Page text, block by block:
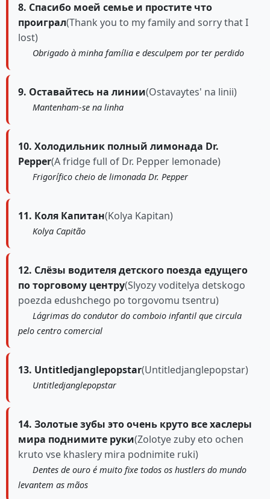
8. Спасибо моей семье и простите что
проиграл(Thank you to my family and sorry that I
lost)
Obrigado à minha família e desculpem por ter perdido
9. Оставайтесь на линии(Ostavaytes' na linii)
Mantenham-se na linha
10. Холодильник полный лимонада Dr.
Pepper(A fridge full of Dr. Pepper lemonade)
Frigorífico cheio de limonada Dr. Pepper
11. Коля Капитан(Kolya Kapitan)
Kolya Capitão
12. Слёзы водителя детского поезда едущего
по торговому центру(Slyozy voditelya detskogo
poezda edushchego po torgovomu tsentru)
Lágrimas do condutor do comboio infantil que circula
pelo centro comercial
13. Untitledjanglepopstar(Untitledjanglepopstar)
Untitledjanglepopstar
14. Золотые зубы это очень круто все хаслеры
мира поднимите руки(Zolotye zuby eto ochen
kruto vse khaslery mira podnimite ruki)
Dentes de ouro é muito fixe todos os hustlers do mundo
levantem as mãos